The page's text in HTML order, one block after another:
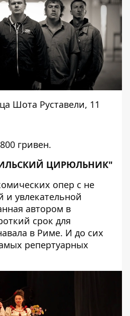
Шота Руставели, 11
гривен.
ЦИРЮЛЬНИК"
опер с не
и увлекательной
автором в
срок для
в Риме. И до сих
репертуарных